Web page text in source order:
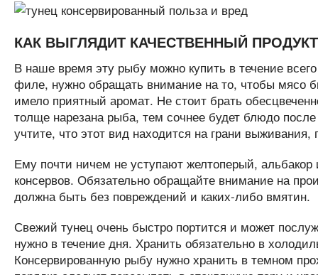
КАК ВЫГЛЯДИТ КАЧЕСТВЕННЫЙ ПРОДУКТ
В наше время эту рыбу можно купить в течение
филе, нужно обращать внимание на то, чтобы мясо
имело приятный аромат. Не стоит брать
толще нарезана рыба, тем сочнее будет блюдо
учтите, что этот вид находится на грани
Ему почти ничем не уступают желтоперый,
консервов. Обязательно обращайте внимание на
должна быть без повреждений и каких-либо вмятин.
Свежий тунец очень быстро портится и может
нужно в течение дня. Хранить обязательно в
Консервированную рыбу нужно хранить в темном